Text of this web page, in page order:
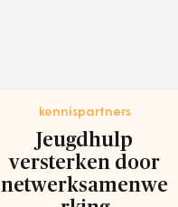
kennispartners
Jeugdhulp
versterken door
netwerksamenwe